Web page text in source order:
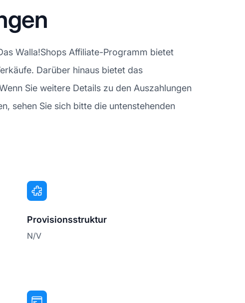
Walla!Shops Affiliate-Programm bietet
Darüber hinaus bietet das
Sie weitere Details zu den Auszahlungen
sehen Sie sich bitte die untenstehenden
Provisionsstruktur
N/V